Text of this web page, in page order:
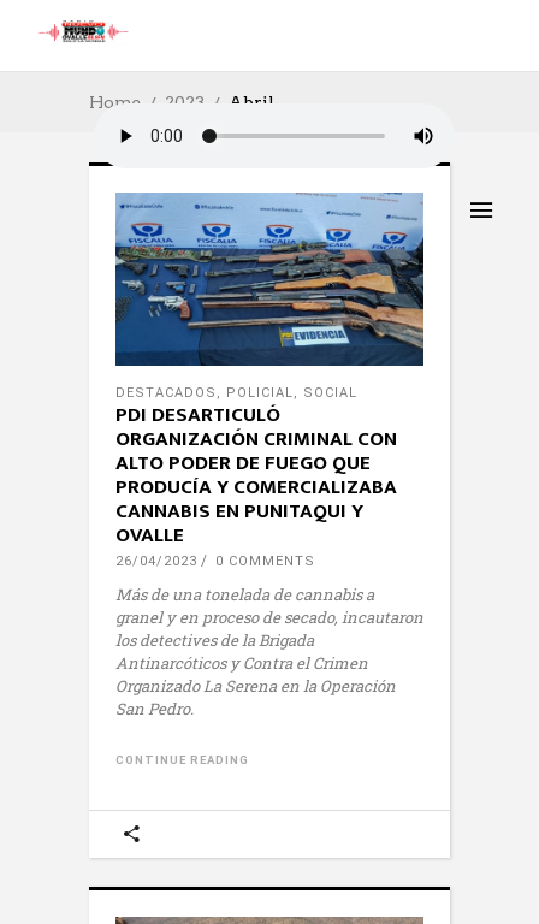
Home 2023 Abril
DESTACADOS , POLICIAL, SOCIAL
PDI DESARTICULÓ
ORGANIZACIÓN CRIMINAL CON
ALTO PODER DE FUEGO QUE
PRODUCÍA Y COMERCIALIZABA
CANNABIS EN PUNITAQUI Y
OVALLE
26/04/2023 0 COMMENTS
Más de una tonelada de cannabis a
granel y en proceso de secado, incautaron
los detectives de la Brigada
Antinarcóticos y Contra el Crimen
Organizado La Serena en la Operación
San Pedro.
CONTINUE READING